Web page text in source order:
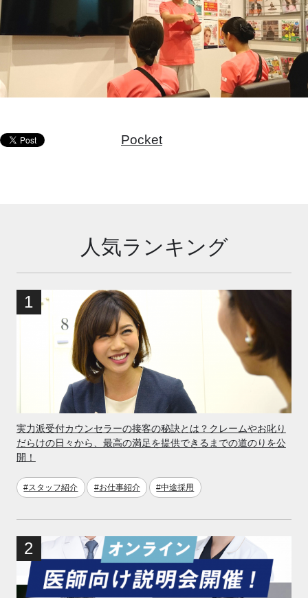
Pocket
人気ランキング
実力派受付カウンセラーの接客の秘訣とは？クレームやお叱り
だらけの日々から、最高の満足を提供できるまでの道のりを公
開！
#スタッフ紹介 #お仕事紹介 #中途採用